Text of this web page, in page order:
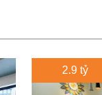
2.9 tỷ